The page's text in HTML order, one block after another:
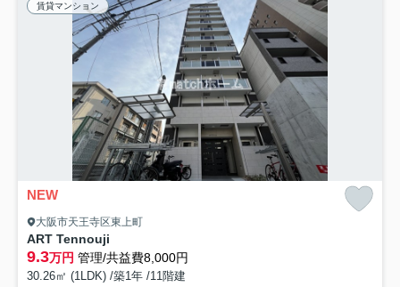
賃貸マンション
NEW
大阪市天王寺区東上町
ART Tennouji
9.3万円 管理/共益費8,000円
30.26㎡ (1LDK) /築1年 /11階建